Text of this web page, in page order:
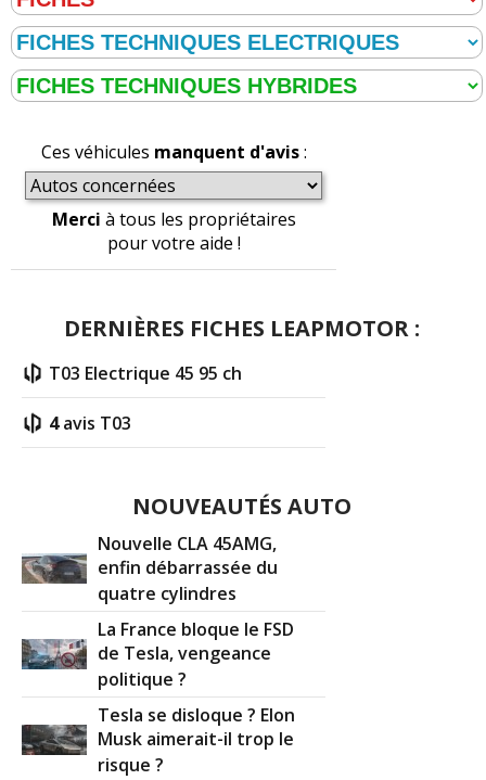
Ces véhicules manquent d'avis:
Merci à tous les propriétaires
pour votre aide !
DERNIÈRES FICHES LEAPMOTOR :
T03 Electrique 45 95 ch
4avis T03
NOUVEAUTÉS AUTO
Nouvelle CLA 45AMG,
enfin débarrassée du
quatre cylindres
La France bloque le FSD
de Tesla, vengeance
politique ?
Tesla se disloque ? Elon
Musk aimerait-il trop le
risque ?